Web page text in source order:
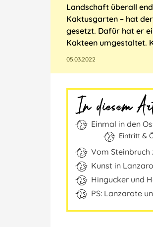
Landschaft überall
Kaktusgarten ‒ hat
gesetzt. Dafür hat er
Kakteen umgestaltet.
05.03.2022
In diesem
Einmal in den
Eintritt &
Vom
Kunst in
Hingucker und
PS: Lanzarote